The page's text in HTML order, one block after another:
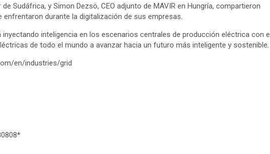
Sudáfrica, y Simon Dezsö, CEO adjunto de MAVIR en Hungría, compartieron
durante la digitalización de sus empresas.
inteligencia en los escenarios centrales de producción eléctrica con el
de todo el mundo a avanzar hacia un futuro más inteligente y sostenible.
en/industries/grid